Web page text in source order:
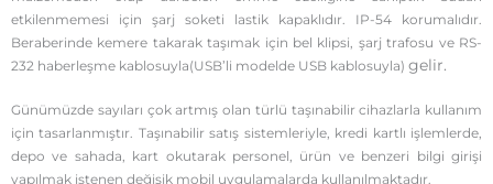
etkilenmemesi için şarj soketi lastik kapaklıdır. IP-54 korumalıdır.
Beraberinde kemere takarak taşımak için bel klipsi, şarj trafosu ve RS-
232 haberleşme kablosuyla(USB’li modelde USB kablosuyla) gelir.
Günümüzde sayıları çok artmış olan türlü taşınabilir cihazlarla kullanım
için tasarlanmıştır. Taşınabilir satış sistemleriyle, kredi kartlı işlemlerde,
depo ve sahada, kart okutarak personel, ürün ve benzeri bilgi girişi
yapılmak istenen değişik mobil uygulamalarda kullanılmaktadır.